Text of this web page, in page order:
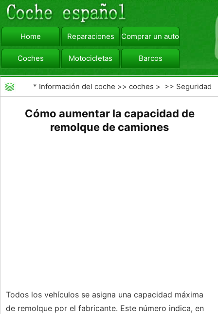
Home Reparaciones Comprar un automóvil
Coches Motocicletas Barcos
viajar Camiones
* Información del coche >>coches > >> Seguridad
Cómo aumentar la capacidad de
remolque de camiones
Todos los vehículos se asigna una capacidad máxima
de remolque por el fabricante. Este número indica, en